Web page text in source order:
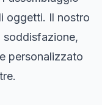
oggetti. Il nostro
soddisfazione,
personalizzato